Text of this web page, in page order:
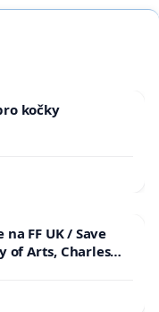
kočky
FF UK / Save
of Arts, Charles